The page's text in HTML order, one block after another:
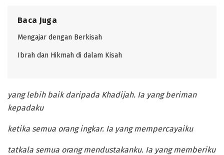
Baca Juga
Mengajar dengan Berkisah
Ibrah dan Hikmah di dalam Kisah
yang lebih baik daripada Khadijah. Ia yang beriman
kepadaku
ketika semua orang ingkar. Ia yang mempercayaiku
tatkala semua orang mendustakanku. Ia yang memberiku